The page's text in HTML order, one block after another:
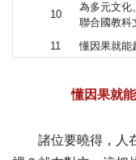
10
為多元文
聯合國教科
11
懂因果就
懂因果就能
14
孝道教育
大典開示-
懂因果就
諸位要曉得，人在